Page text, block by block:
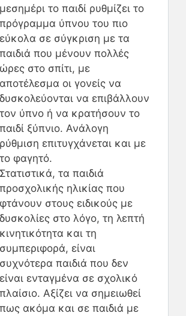
μεσημέρι το παιδί ρυθμίζει το
πρόγραμμα ύπνου του πιο
εύκολα σε σύγκριση με τα
παιδιά που μένουν πολλές
ώρες στο σπίτι, με
αποτέλεσμα οι γονείς να
δυσκολεύονται να επιβάλλουν
τον ύπνο ή να κρατήσουν το
παιδί ξύπνιο. Ανάλογη
ρύθμιση επιτυγχάνεται και με
το φαγητό.
Στατιστικά, τα παιδιά
προσχολικής ηλικίας που
φτάνουν στους ειδικούς με
δυσκολίες στο λόγο, τη λεπτή
κινητικότητα και τη
συμπεριφορά, είναι
συχνότερα παιδιά που δεν
είναι ενταγμένα σε σχολικό
πλαίσιο. Αξίζει να σημειωθεί
πως ακόμα και σε παιδιά με